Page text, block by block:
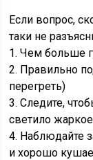
Если вопрос,
таки не
1. Чем больше
2. Правильно
перегреть)
3. Следите,
светило
4. Наблюдайте
и хорошо